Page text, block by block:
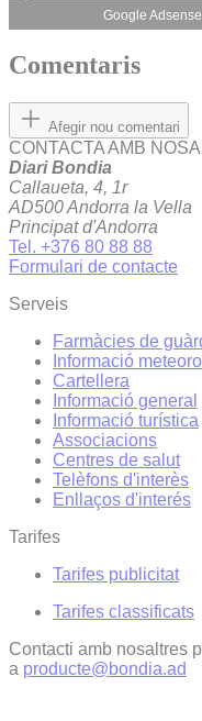
Google
Comentaris
Afegir nou comentari
CONTACTA AMB
Diari Bondia
Callaueta, 4, 1r
AD500 Andorra la Vella
Principat d'Andorra
Tel. +376 80 88 88
Formulari de contacte
Serveis
Farmàcies de
Informació
Cartellera
Informació general
Informació turística
Associacions
Centres de salut
Telèfons d'interès
Enllaços d'interés
Tarifes
Tarifes publicitat
Tarifes classificats
Contacti amb nosaltres
a producte@bondia.ad